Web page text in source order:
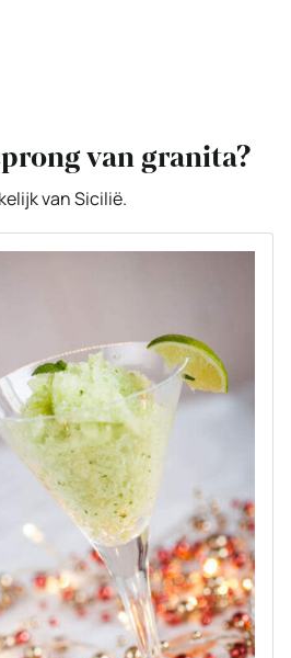
van granita?
van Sicilië.